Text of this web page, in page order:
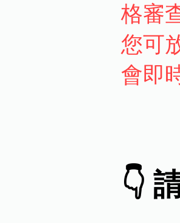
格審
您可
會即
👇